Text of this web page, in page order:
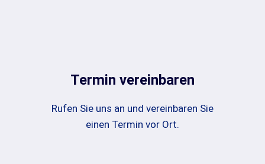
Termin vereinbaren
Rufen Sie uns an und vereinbaren Sie
einen Termin vor Ort.